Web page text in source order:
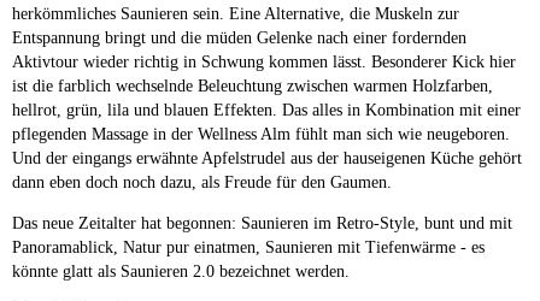
herkömmliches Saunieren sein. Eine Alternative, die Muskeln zur
Entspannung bringt und die müden Gelenke nach einer fordernden
Aktivtour wieder richtig in Schwung kommen lässt. Besonderer Kick hier
ist die farblich wechselnde Beleuchtung zwischen warmen Holzfarben,
hellrot, grün, lila und blauen Effekten. Das alles in Kombination mit einer
pflegenden Massage in der Wellness Alm fühlt man sich wie neugeboren.
Und der eingangs erwähnte Apfelstrudel aus der hauseigenen Küche gehört
dann eben doch noch dazu, als Freude für den Gaumen.
Das neue Zeitalter hat begonnen: Saunieren im Retro-Style, bunt und mit
Panoramablick, Natur pur einatmen, Saunieren mit Tiefenwärme - es
könnte glatt als Saunieren 2.0 bezeichnet werden.